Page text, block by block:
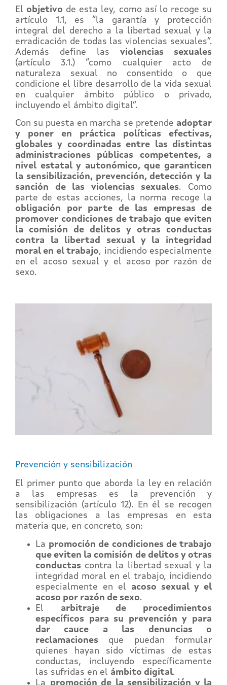
Elobjetivo de esta ley, como así lo recoge su
artículo 1.1, es “la garantía y protección
integral del derecho a la libertad sexual y la
erradicación de todas las violencias sexuales”.
Además define las violencias sexuales
(artículo 3.1.) “como cualquier acto de
naturaleza sexual no consentido o que
condicione el libre desarrollo de la vida sexual
en cualquier ámbito público o privado,
incluyendo el ámbito digital”.
Con su puesta en marcha se pretende adoptar
y poner en práctica políticas efectivas,
globales y coordinadas entre las distintas
administraciones públicas competentes, a
nivel estatal y autonómico, que garanticen
la sensibilización, prevención, detección y la
sanción de las violencias sexuales. Como
parte de estas acciones, la norma recoge la
obligación por parte de las empresas de
promover condiciones de trabajo que eviten
la comisión de delitos y otras conductas
contra la libertad sexual y la integridad
moral en el trabajo, incidiendo especialmente
en el acoso sexual y el acoso por razón de
sexo.
Prevención y sensibilización
El primer punto que aborda la ley en relación
a las empresas es la prevención y
sensibilización (artículo 12). En él se recogen
las obligaciones a las empresas en esta
materia que, en concreto, son:
La promoción de condiciones de trabajo
que eviten la comisión de delitos y otras
conductas contra la libertad sexual y la
integridad moral en el trabajo, incidiendo
especialmente en el acoso sexual y el
acoso por razón de sexo.
El arbitraje de procedimientos
específicos para su prevención y para
dar cauce a las denuncias o
reclamaciones que puedan formular
quienes hayan sido víctimas de estas
conductas, incluyendo específicamente
las sufridas en el ámbito digital.
La promoción de la sensibilización y la